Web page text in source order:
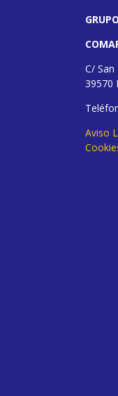
C/ San
39570
Aviso